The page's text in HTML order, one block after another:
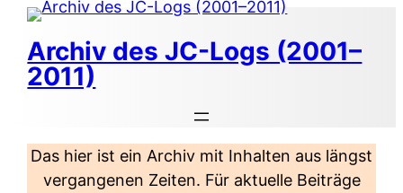
Zum
Inhalt
springen
Archiv des JC-Logs (2001–
2011)
Das hier ist ein Archiv mit Inhalten aus längst
vergangenen Zeiten. Für aktuelle Beiträge